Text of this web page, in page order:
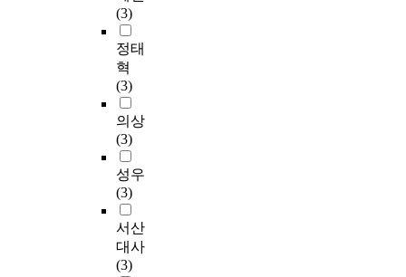
(3)
정태
혁
(3)
의상
(3)
성우
(3)
서산
대사
(3)